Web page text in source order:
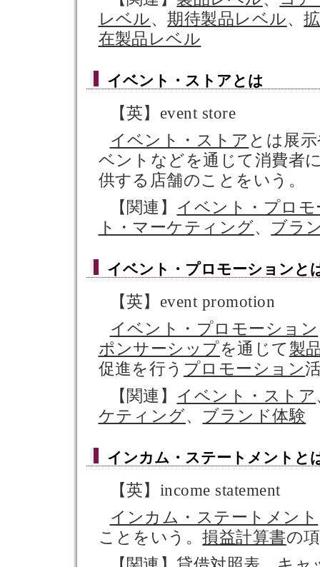
レベル、期待製品レベル、
在製品レベル
イベント・ストアとは
【英】event store
イベント・ストア とは展
ベントなどを通じて消費者
供する店舗のことをいう。
【関連】 イベント・プロ
ト・マーケティング、 ブラ
イベント・プロモーション と
【英】event promotion
イベント・プロモーション
ポンサーシップを通じて 製
促進を行う プロモーション
【関連】 イベント・ストア
ケティング、 ブランド体験
インカム・ステートメント と
【英】income statement
インカム・ステートメント
ことをいう。損益計算書の